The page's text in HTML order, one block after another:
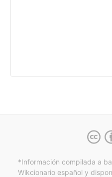
*Información compilada a
Wikcionario español y